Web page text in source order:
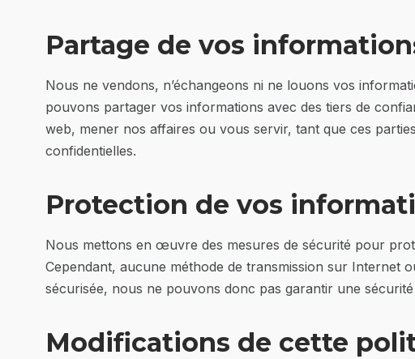
Partage de vos
Nous ne vendons, n’échangeons ni ne louons vos
pouvons partager vos informations avec des tiers de
web, mener nos affaires ou vous servir, tant que ces
confidentielles.
Protection de vos
Nous mettons en œuvre des mesures de sécurité pour
Cependant, aucune méthode de transmission sur Internet
sécurisée, nous ne pouvons donc pas garantir une
Modifications de cette